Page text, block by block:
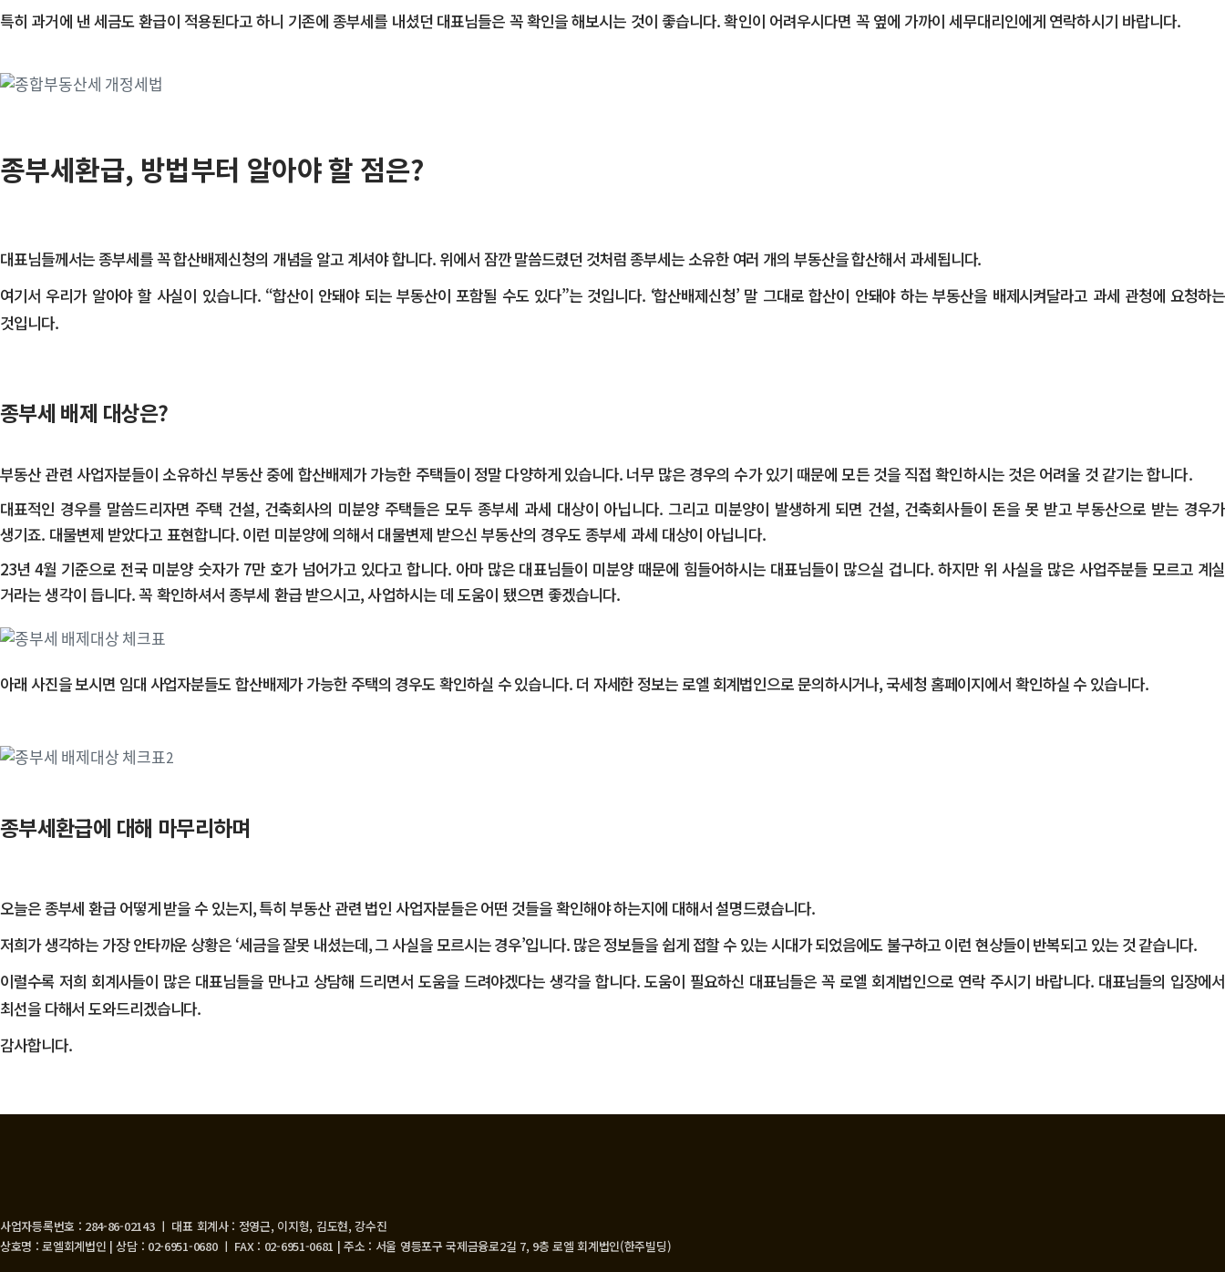
​특히 과거에 낸 세금도 환급이 적용된다고 하니 기존에 종부세를 내셨던 대표님들은 꼭 확인을 해보시는 것이 좋습니다. 확인이 어려우시다면 꼭 옆에 가까이 세무대리인에게 연락하시기 바랍니다.
종부세환급, 방법부터 알아야 할 점은?
대표님들께서는 종부세를 꼭 합산배제신청의 개념을 알고 계셔야 합니다. 위에서 잠깐 말씀드렸던 것처럼 종부세는 소유한 여러 개의 부동산을 합산해서 과세됩니다.
​여기서 우리가 알아야 할 사실이 있습니다. “합산이 안돼야 되는 부동산이 포함될 수도 있다”는 것입니다. ‘합산배제신청’ 말 그대로 합산이 안돼야 하는 부동산을 배제시켜달라고 과세 관청에 요청하는
것입니다.
종부세 배제 대상은?
부동산 관련 사업자분들이 소유하신 부동산 중에 합산배제가 가능한 주택들이 정말 다양하게 있습니다. 너무 많은 경우의 수가 있기 때문에 모든 것을 직접 확인하시는 것은 어려울 것 같기는 합니다.
​대표적인 경우를 말씀드리자면 주택 건설, 건축회사의 미분양 주택들은 모두 종부세 과세 대상이 아닙니다. 그리고 미분양이 발생하게 되면 건설, 건축회사들이 돈을 못 받고 부동산으로 받는 경우가
생기죠. 대물변제 받았다고 표현합니다. 이런 미분양에 의해서 대물변제 받으신 부동산의 경우도 종부세 과세 대상이 아닙니다.
​23년 4월 기준으로 전국 미분양 숫자가 7만 호가 넘어가고 있다고 합니다. 아마 많은 대표님들이 미분양 때문에 힘들어하시는 대표님들이 많으실 겁니다. 하지만 위 사실을 많은 사업주분들 모르고 계실
거라는 생각이 듭니다. 꼭 확인하셔서 종부세 환급 받으시고, 사업하시는 데 도움이 됐으면 좋겠습니다.
아래 사진을 보시면 임대 사업자분들도 합산배제가 가능한 주택의 경우도 확인하실 수 있습니다. 더 자세한 정보는 로엘 회계법인으로 문의하시거나, 국세청 홈페이지에서 확인하실 수 있습니다.
종부세환급에 대해 마무리하며
오늘은 종부세 환급 어떻게 받을 수 있는지, 특히 부동산 관련 법인 사업자분들은 어떤 것들을 확인해야 하는지에 대해서 설명드렸습니다.
​저희가 생각하는 가장 안타까운 상황은 ‘세금을 잘못 내셨는데, 그 사실을 모르시는 경우’입니다. 많은 정보들을 쉽게 접할 수 있는 시대가 되었음에도 불구하고 이런 현상들이 반복되고 있는 것 같습니다.
​이럴수록 저희 회계사들이 많은 대표님들을 만나고 상담해 드리면서 도움을 드려야겠다는 생각을 합니다. 도움이 필요하신 대표님들은 꼭 로엘 회계법인으로 연락 주시기 바랍니다. 대표님들의 입장에서
최선을 다해서 도와드리겠습니다.
감사합니다.
사업자등록번호 : 284-86-02143 ㅣ 대표 회계사 : 정영근, 이지형, 김도현, 강수진
상호명 : 로엘회계법인 | 상담 : 02-6951-0680 ㅣ FAX : 02-6951-0681 | 주소 : 서울 영등포구 국제금융로2길 7, 9층 로엘 회계법인(한주빌딩)